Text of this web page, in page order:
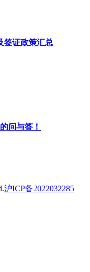
签证政策汇总
问与答！
沪ICP备2022032285